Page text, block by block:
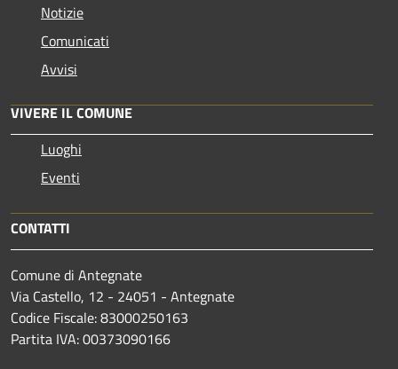
Notizie
Comunicati
Avvisi
VIVERE IL COMUNE
Luoghi
Eventi
CONTATTI
Comune di Antegnate
Via Castello, 12 - 24051 - Antegnate
Codice Fiscale: 83000250163
Partita IVA: 00373090166